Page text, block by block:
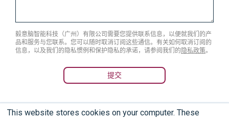
This website stores cookies on your computer. These
毅意脑智能科技（广州）有限公司需要您提供联系信息，以便就我们的产
品和服务与您联系。您可以随时取消订阅这些通信。有关如何取消订阅的
信息，以及我们的隐私惯例和保护隐私的承诺，请参阅我们的隐私政策。